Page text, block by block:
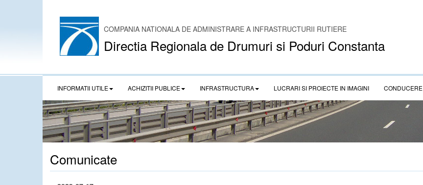
COMPANIA NATIONALA DE ADMINISTRARE A INFRASTRUCTURII RUTIERE
Directia Regionala de Drumuri si Poduri Constanta
INFORMATII UTILE ACHIZITII PUBLICE INFRASTRUCTURA LUCRARI SI PROIECTE IN IMAGINI CONDUCERE
Comunicate